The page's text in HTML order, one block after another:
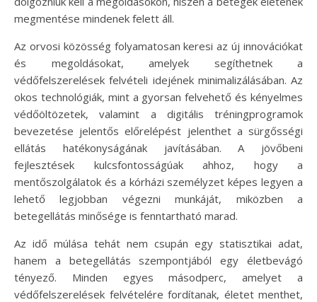
megmentése mindenek felett áll.
Az orvosi közösség folyamatosan keresi az új innovációkat
és megoldásokat, amelyek segíthetnek a
védőfelszerelések felvételi idejének minimalizálásában. Az
okos technológiák, mint a gyorsan felvehető és kényelmes
védőöltözetek, valamint a digitális tréningprogramok
bevezetése jelentős előrelépést jelenthet a sürgősségi
ellátás hatékonyságának javításában. A jövőbeni
fejlesztések kulcsfontosságúak ahhoz, hogy a
mentőszolgálatok és a kórházi személyzet képes legyen a
lehető legjobban végezni munkáját, miközben a
betegellátás minősége is fenntartható marad.
Az idő múlása tehát nem csupán egy statisztikai adat,
hanem a betegellátás szempontjából egy életbevágó
tényező. Minden egyes másodperc, amelyet a
védőfelszerelések felvételére fordítanak, életet menthet,